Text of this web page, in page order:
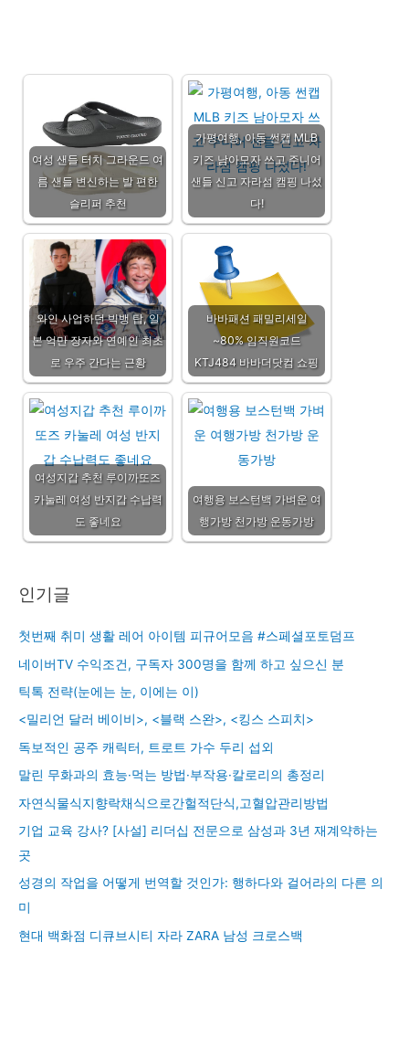
여성 샌들 터치 그라운드 여
름 샌들 변신하는 발 편한
슬리퍼 추천
가평여행, 아동 썬캡 MLB
키즈 남아모자 쓰고 주니어
샌들 신고 자라섬 캠핑 나섰
다!
와인 사업하던 빅뱅 탑, 일
본 억만 장자와 연예인 최초
로 우주 간다는 근황
바바패션 패밀리세일
~80% 임직원코드
KTJ484 바바더닷컴 쇼핑
여성지갑 추천 루이까또즈
카눌레 여성 반지갑 수납력
도 좋네요
여행용 보스턴백 가벼운 여
행가방 천가방 운동가방
인기글
첫번째 취미 생활 레어 아이템 피규어모음 #스페셜포토덤프
네이버TV 수익조건, 구독자 300명을 함께 하고 싶으신 분
틱톡 전략(눈에는 눈, 이에는 이)
<밀리언 달러 베이비>, <블랙 스완>, <킹스 스피치>
독보적인 공주 캐릭터, 트로트 가수 두리 섭외
말린 무화과의 효능·먹는 방법·부작용·칼로리의 총정리
자연식물식지향락채식으로간헐적단식,고혈압관리방법
기업 교육 강사? [사설] 리더십 전문으로 삼성과 3년 재계약하는
곳
성경의 작업을 어떻게 번역할 것인가: 행하다와 걸어라의 다른 의
미
현대 백화점 디큐브시티 자라 ZARA 남성 크로스백